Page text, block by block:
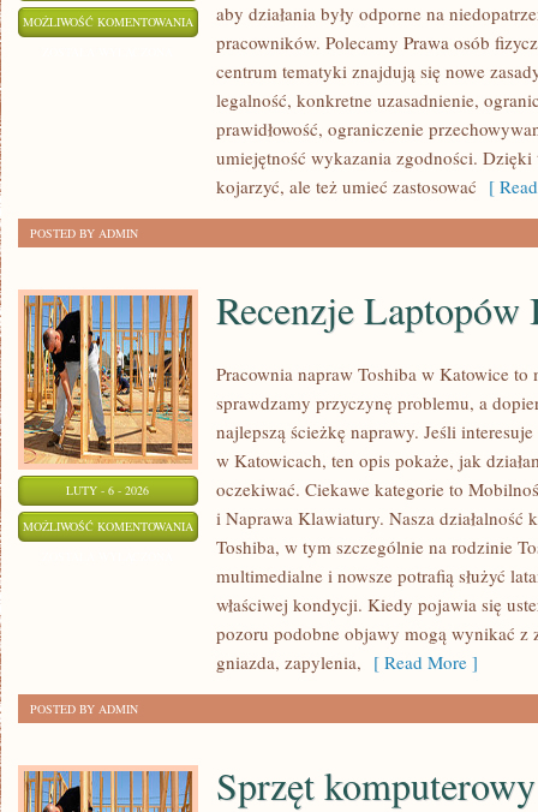
MOŻLIWOŚĆ KOMENTOWANIA BEZPIECZEŃSTWO
DANYCH
aby działania były odporne na
pracowników. Polecamy Prawa osób
centrum tematyki znajdują się nowe
legalność, konkretne uzasadnienie,
prawidłowość, ograniczenie
umiejętność wykazania zgodności.
kojarzyć, ale też umieć zastosować [
POSTED BY ADMIN
LUTY - 6 - 2026
MOŻLIWOŚĆ KOMENTOWANIA RECENZJE
LAPTOPÓW
INNYCH
MAREK
Recenzje
Pracownia napraw Toshiba w Katowice
sprawdzamy przyczynę problemu, a
najlepszą ścieżkę naprawy. Jeśli
w Katowicach, ten opis pokaże, jak
oczekiwać. Ciekawe kategorie to
i Naprawa Klawiatury. Nasza działalność
Toshiba, w tym szczególnie na rodzinie
multimedialne i nowsze potrafią służyć
właściwej kondycji. Kiedy pojawia się
pozoru podobne objawy mogą wynikać z
gniazda, zapylenia, [ Read More ]
POSTED BY ADMIN
Sprzęt komputerowy